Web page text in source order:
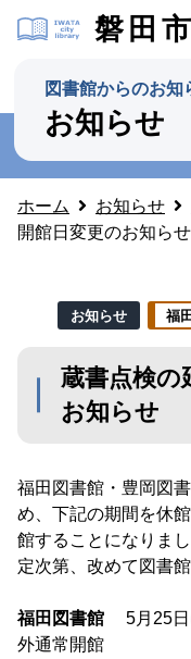
磐田
図書館からのお知
お知らせ
ホーム お知らせ
開館日変更のお知らせ
お知らせ 福
蔵書点検の
お知らせ
福田図書館・豊岡図
め、下記の期間を休
館することになりま
定次第、改めて図書
福田図書館 5月25日(
外通常開館